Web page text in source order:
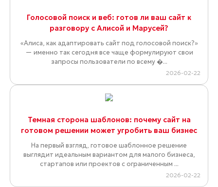
Голосовой поиск и веб: готов ли ваш сайт к
разговору с Алисой и Марусей?
«Алиса, как адаптировать сайт под голосовой поиск?»
— именно так сегодня все чаще формулируют свои
запросы пользователи по всему �...
2026-02-22
Темная сторона шаблонов: почему сайт на
готовом решении может угробить ваш бизнес
На первый взгляд, готовое шаблонное решение
выглядит идеальным вариантом для малого бизнеса,
стартапов или проектов с ограниченным ...
2026-02-22